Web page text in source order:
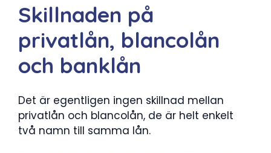
Skillnaden på
privatlån, blancolån
och banklån
Det är egentligen ingen skillnad mellan
privatlån och blancolån, de är helt enkelt
två namn till samma lån.